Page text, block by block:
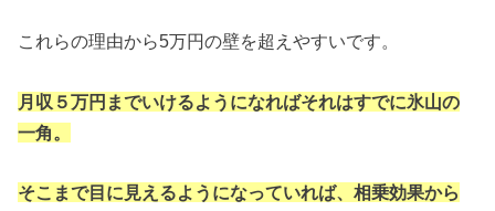
これらの理由から5万円の壁を超えやすいです。
月収５万円までいけるようになればそれはすでに氷山の
一角。
そこまで目に見えるようになっていれば、相乗効果から